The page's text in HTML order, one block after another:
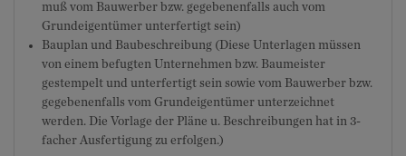
muß vom Bauwerber bzw. gegebenenfalls auch vom
Grundeigentümer unterfertigt sein)
Bauplan und Baubeschreibung (Diese Unterlagen müssen
von einem befugten Unternehmen bzw. Baumeister
gestempelt und unterfertigt sein sowie vom Bauwerber bzw.
gegebenenfalls vom Grundeigentümer unterzeichnet
werden. Die Vorlage der Pläne u. Beschreibungen hat in 3-
facher Ausfertigung zu erfolgen.)